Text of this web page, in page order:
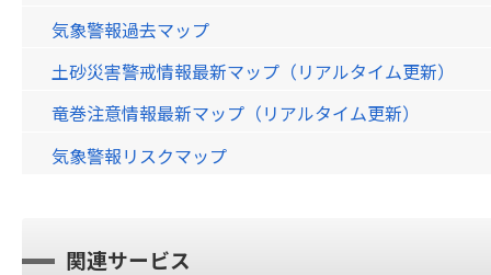
気象警報過去マップ
土砂災害警戒情報最新マップ（リアルタイム更新）
竜巻注意情報最新マップ（リアルタイム更新）
気象警報リスクマップ
関連サービス